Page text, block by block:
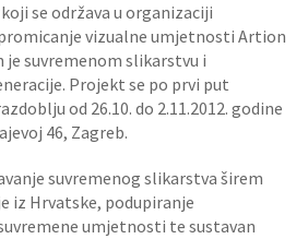
se održava u organizaciji
vizualne umjetnosti Artion
je suvremenom slikarstvu i
Projekt se po prvi put
od 26.10. do 2.11.2012. godine
46, Zagreb.
suvremenog slikarstva širem
iz Hrvatske, podupiranje
umjetnosti te sustavan